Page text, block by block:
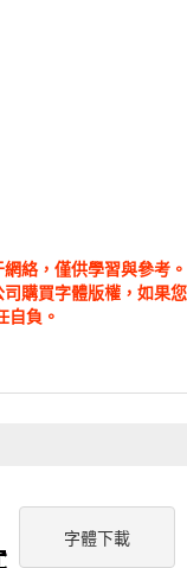
絡，僅供學習與參考。
購買字體版權，如果您
自負。
字體下載